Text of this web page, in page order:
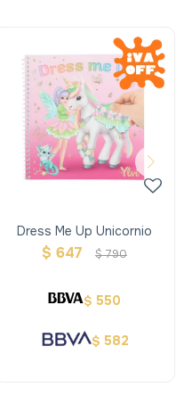
Dress Me Up Unicornio
$ 647 $790
$ 550
$ 582